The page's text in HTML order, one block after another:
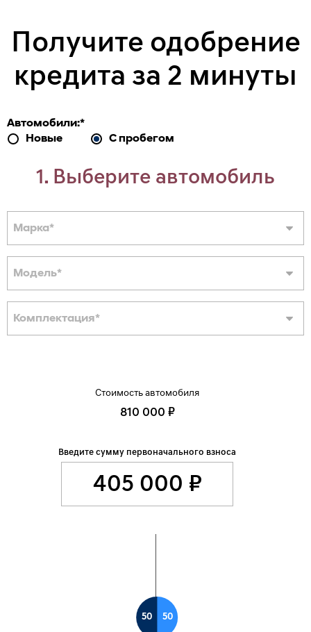
Получите одобрение
кредита за 2 минуты
Автомобили:*
Новые
С пробегом
1. Выберите автомобиль
Марка*
Модель*
Комплектация*
Стоимость автомобиля
810 000 ₽
Введите сумму первоначального взноса
50 50